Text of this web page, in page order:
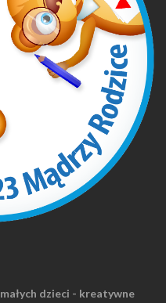
dzieci - kreatywne